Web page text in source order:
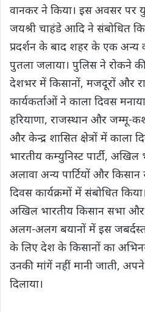
वानकर ने किया। इस अवसर पर
जयश्री चाहंडे आदि ने संबोधित
प्रदर्शन के बाद शहर के एक अन्य
पुतला जलाया। पुलिस ने रोकने
देशभर में किसानों, मजदूरों और
कार्यकर्ताओं ने काला दिवस
हरियाणा, राजस्थान और जम्मू-
और केन्द्र शासित क्षेत्रों में काला
भारतीय कम्युनिस्ट पार्टी,
अलावा अन्य पार्टियों और
दिवस कार्यक्रमों में संबोधित किया।
अखिल भारतीय किसान सभा और
अलग-अलग बयानों में इस
के लिए देश के किसानों का
उनकी मांगें नहीं मानी जाती,
दिलाया।